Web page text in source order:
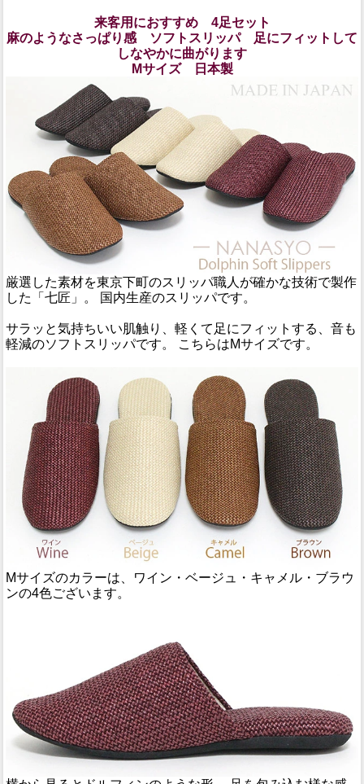
来客用におすすめ 4足セット
麻のようなさっぱり感 ソフトスリッパ 足にフィットして
しなやかに曲がります
Mサイズ 日本製
厳選した素材を東京下町のスリッパ職人が確かな技術で製作
した「七匠」。 国内生産のスリッパです。
サラッと気持ちいい肌触り、軽くて足にフィットする、音も
軽減のソフトスリッパです。 こちらはMサイズです。
Mサイズのカラーは、ワイン・ベージュ・キャメル・ブラウ
ンの4色ございます。